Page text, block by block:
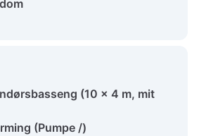
(10 x 4 m, mit
(Pumpe /)